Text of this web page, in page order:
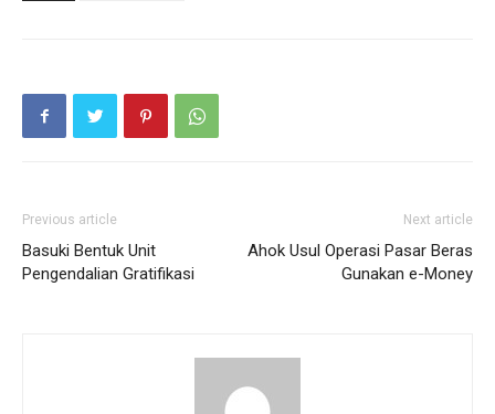
Previous article
Basuki Bentuk Unit
Pengendalian Gratifikasi
Next article
Ahok Usul Operasi Pasar Beras
Gunakan e-Money